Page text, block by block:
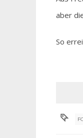
aber
So